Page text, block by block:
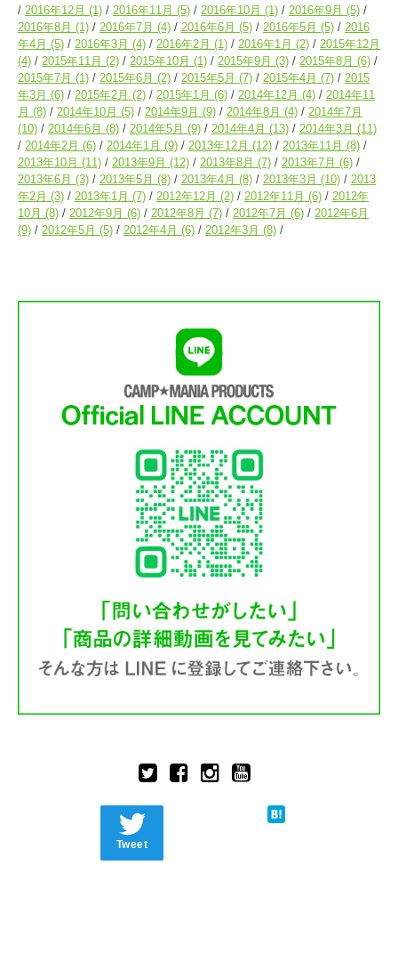
2016年12月 (1) 2016年11月 (5) 2016年10月 (1) 2016年9月 (5)
2016年8月 (1) 2016年7月 (4) 2016年6月 (5) 2016年5月 (5)
2016
年4月 (5) 2016年3月 (4) 2016年2月 (1) 2016年1月 (2)
2015年12月
(4)
2015年11月 (2) 2015年10月 (1) 2015年9月 (3) 2015年8月 (6)
2015年7月 (1) 2015年6月 (2) 2015年5月 (7) 2015年4月 (7)
2015
年3月 (6) 2015年2月 (2) 2015年1月 (6) 2014年12月 (4)
2014年11
月 (8) 2014年10月 (5) 2014年9月 (9) 2014年8月 (4)
2014年7月
(10)
2014年6月 (8) 2014年5月 (9) 2014年4月 (13) 2014年3月 (11)
2014年2月 (6) 2014年1月 (9) 2013年12月 (12) 2013年11月 (8)
2013年10月 (11) 2013年9月 (12) 2013年8月 (7) 2013年7月 (6)
2013年6月 (3) 2013年5月 (8) 2013年4月 (8) 2013年3月 (10)
2013
年2月 (3) 2013年1月 (7) 2012年12月 (2) 2012年11月 (6)
2012年
10月 (8) 2012年9月 (6) 2012年8月 (7) 2012年7月 (6)
2012年6月
(9)
2012年5月 (5) 2012年4月 (6) 2012年3月 (8)
Tweet